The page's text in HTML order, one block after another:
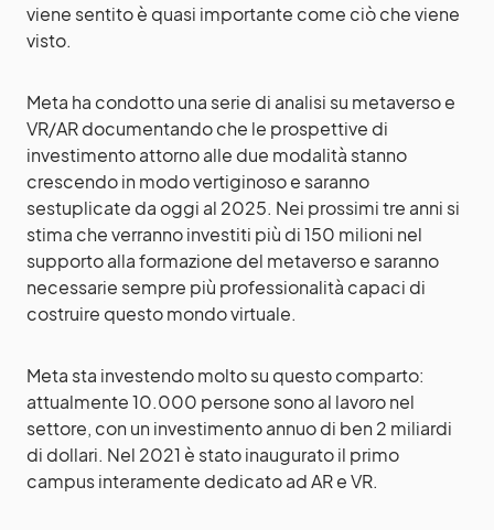
viene sentito è quasi importante come ciò che viene
visto.
Meta ha condotto una serie di analisi su metaverso e
VR/AR documentando che le prospettive di
investimento attorno alle due modalità stanno
crescendo in modo vertiginoso e saranno
sestuplicate da oggi al 2025. Nei prossimi tre anni si
stima che verranno investiti più di 150 milioni nel
supporto alla formazione del metaverso e saranno
necessarie sempre più professionalità capaci di
costruire questo mondo virtuale.
Meta sta investendo molto su questo comparto:
attualmente 10.000 persone sono al lavoro nel
settore, con un investimento annuo di ben 2 miliardi
di dollari. Nel 2021 è stato inaugurato il primo
campus interamente dedicato ad AR e VR.